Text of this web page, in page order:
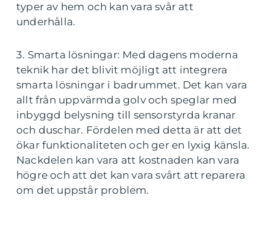
typer av hem och kan vara svår att
underhålla.
3. Smarta lösningar: Med dagens moderna
teknik har det blivit möjligt att integrera
smarta lösningar i badrummet. Det kan vara
allt från uppvärmda golv och speglar med
inbyggd belysning till sensorstyrda kranar
och duschar. Fördelen med detta är att det
ökar funktionaliteten och ger en lyxig känsla.
Nackdelen kan vara att kostnaden kan vara
högre och att det kan vara svårt att reparera
om det uppstår problem.